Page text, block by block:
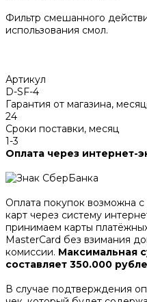
Фильтр смешанного
использования смол.
Артикул
D-SF-4
Гарантия от магазина,
24
Сроки поставки, месяц
1-3
Оплата через интернет-
Оплата покупок возможна
карт через систему
принимаем карты
MasterCard без взимания
комиссии. Максимальная
составляет 350.000
В случае подтверждения